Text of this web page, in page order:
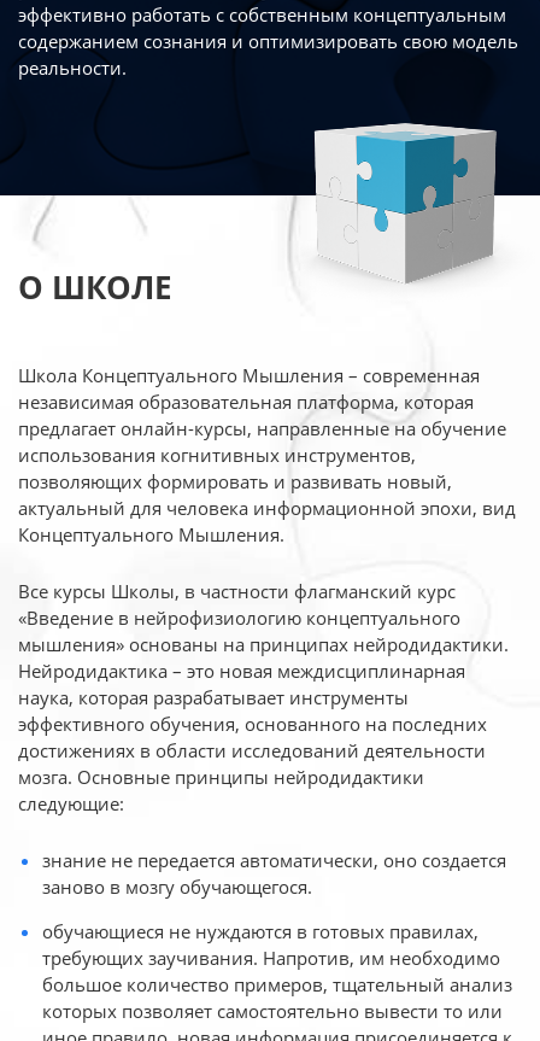
эффективно работать с собственным концептуальным
содержанием сознания и оптимизировать свою модель
реальности.
О ШКОЛЕ
Школа Концептуального Мышления – современная
независимая образовательная платформа, которая
предлагает онлайн-курсы, направленные на обучение
использования когнитивных инструментов,
позволяющих формировать и развивать новый,
актуальный для человека информационной эпохи, вид
Концептуального Мышления.
Все курсы Школы, в частности флагманский курс
«Введение в нейрофизиологию концептуального
мышления» основаны на принципах нейродидактики.
Нейродидактика – это новая междисциплинарная
наука, которая разрабатывает инструменты
эффективного обучения, основанного на последних
достижениях в области исследований деятельности
мозга. Основные принципы нейродидактики
следующие:
знание не передается автоматически, оно создается
заново в мозгу обучающегося.
обучающиеся не нуждаются в готовых правилах,
требующих заучивания. Напротив, им необходимо
большое количество примеров, тщательный анализ
которых позволяет самостоятельно вывести то или